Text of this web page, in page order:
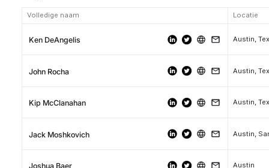
Volledige naam Locatie
Ken DeAngelis Austin,
John Rocha Austin,
Kip McClanahan Austin,
Jack Moshkovich Austin,
Joshua Baer Austin